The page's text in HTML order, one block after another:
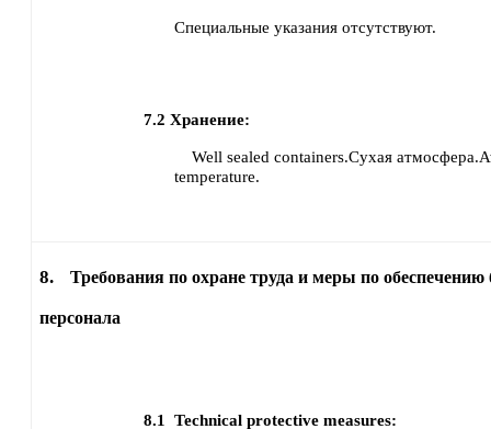
Специальные указания отсутствуют.
7.2 Хранение:
Well sealed containers.Сухая
temperature.
8. Требования по охране труда и меры по обеспечению
персонала
8.1 Technical protective measures: